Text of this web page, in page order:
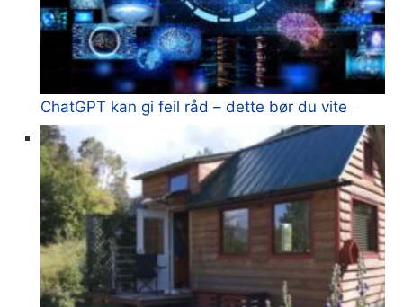
ChatGPT kan gi feil råd – dette bør du vite